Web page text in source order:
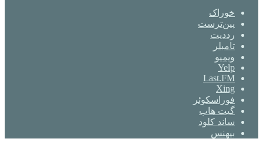
خوراک
‫پین‌ترست
‫رددیت
‫تامبلر
ویمیو
Yelp
Last.FM
Xing
فوراسکوئر
گیت ‌هاب
ساند کلود
بیهنس